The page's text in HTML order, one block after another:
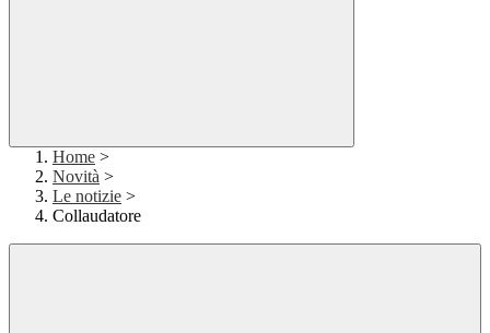
Home >
Novità >
Le notizie >
Collaudatore